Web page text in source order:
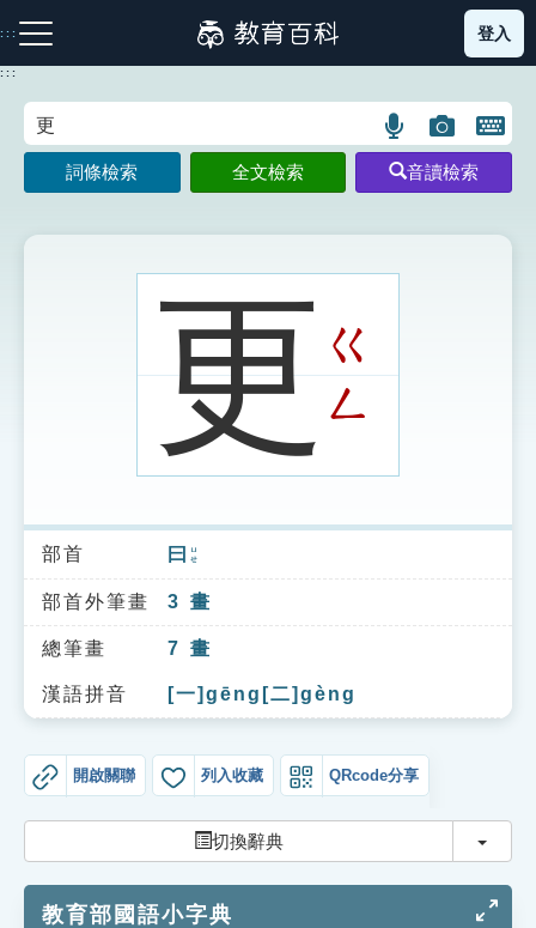
到
主
:::
注音索引圖示 筆畫索引圖示 部首索引表圖示
索引選單
知識索引
單字索引
生命大百科索引
遊戲專區
教學應用
貓頭鷹博士
登入
:::
語
言
搜
示
圖
片
搜
開
鍵
圖
詞條檢索 全文檢索 音讀檢索
更ㄍ
ㄥ
部首 曰 ㄩㄝ
部首外筆畫 3 畫
總筆畫 7 畫
漢語拼音 [一]gēng[二]gèng
開啟關聯 列入收藏 QRcode分享
切換辭典 切換
教育部國語小字典